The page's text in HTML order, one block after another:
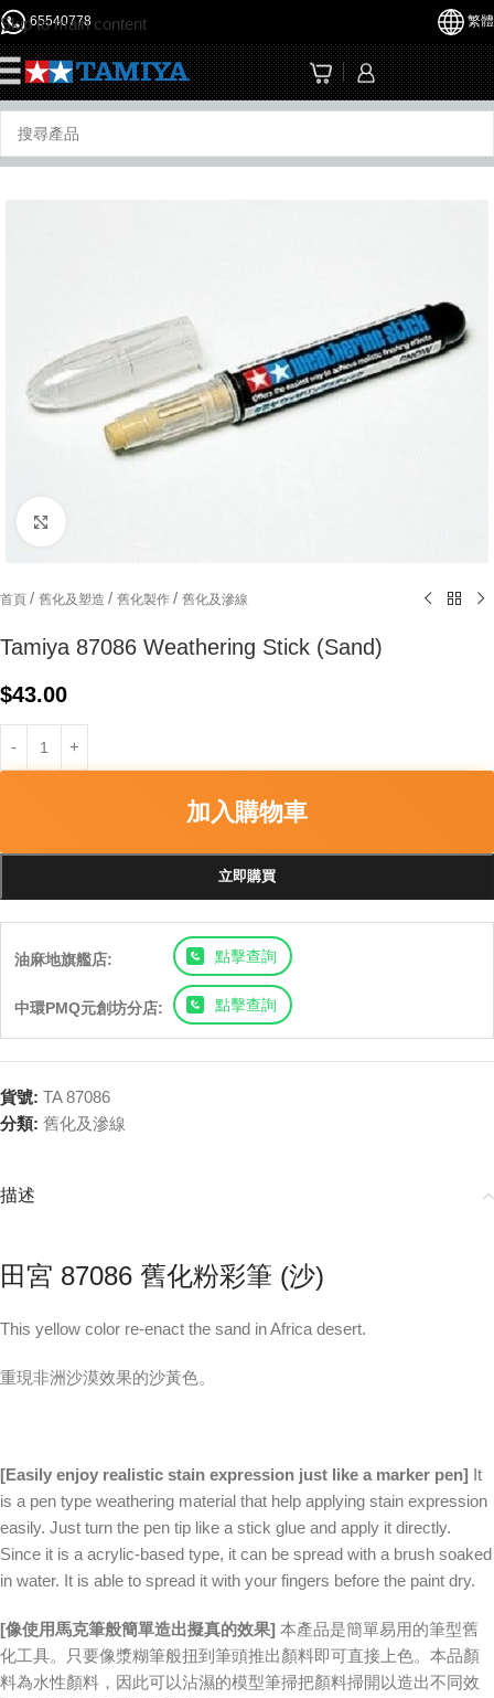
Skip to main content
65540778 繁體
首頁 / 舊化及塑造 / 舊化製作 / 舊化及滲線
Tamiya 87086 Weathering Stick (Sand)
$43.00
加入購物車
立即購買
油麻地旗艦店: 點擊查詢
中環PMQ元創坊分店: 點擊查詢
貨號: TA 87086
分類: 舊化及滲線
描述
田宮 87086 舊化粉彩筆 (沙)
This yellow color re-enact the sand in Africa desert.
重現非洲沙漠效果的沙黃色。
[Easily enjoy realistic stain expression just like a marker pen] It
is a pen type weathering material that help applying stain expression
easily. Just turn the pen tip like a stick glue and apply it directly.
Since it is a acrylic-based type, it can be spread with a brush soaked
in water. It is able to spread it with your fingers before the paint dry.
[像使用馬克筆般簡單造出擬真的效果] 本產品是簡單易用的筆型舊
化工具。只要像漿糊筆般扭到筆頭推出顏料即可直接上色。本品顏
料為水性顏料，因此可以沾濕的模型筆掃把顏料掃開以造出不同效